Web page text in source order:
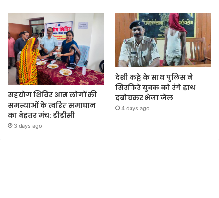
सहयोग शिविर आम लोगों की
समस्याओं के त्वरित समाधान
का बेहतर मंच: डीडीसी
3 days ago
देशी कट्टे के साथ पुलिस ने
सिरफिरे युवक को रंगे हाथ
दबोचकर भेजा जेल
4 days ago